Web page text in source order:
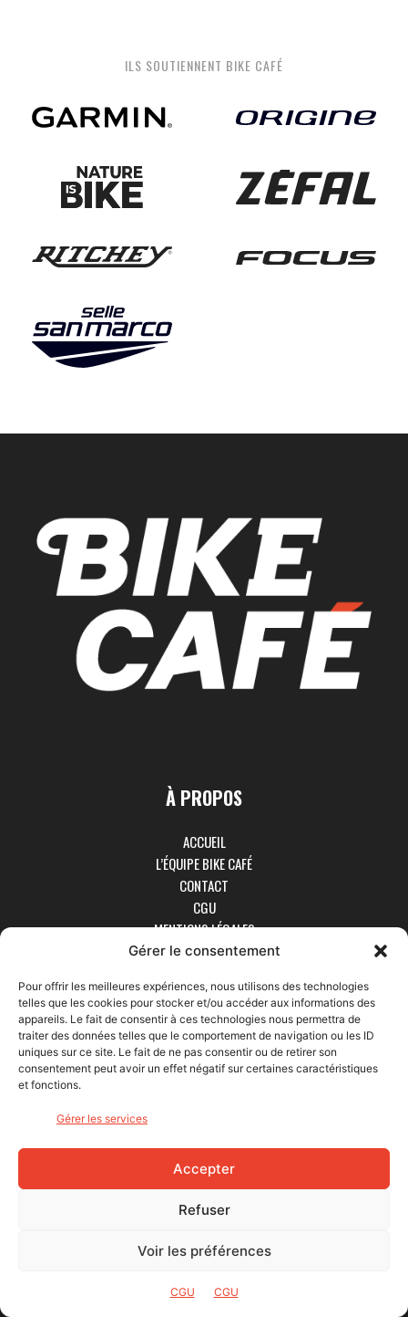
Gérer le consentement
Pour offrir les meilleures expériences, nous utilisons des technologies
telles que les cookies pour stocker et/ou accéder aux informations des
appareils. Le fait de consentir à ces technologies nous permettra de
traiter des données telles que le comportement de navigation ou les ID
uniques sur ce site. Le fait de ne pas consentir ou de retirer son
consentement peut avoir un effet négatif sur certaines caractéristiques
et fonctions.
Gérer les services
Accepter
Refuser
Voir les préférences
CGU CGU
À PROPOS
ACCUEIL
L’ÉQUIPE BIKE CAFÉ
CONTACT
CGU
MENTIONS LÉGALES
NEWSLETTER
Retrouvez tous les lundis matin l'actualité de Bike Café dans votre
boîte aux lettres.
J'accepte de recevoir vos e-mails et confirme avoir pris
connaissance de votre politique de confidentialité et
Vous pouvez vous désinscrire à tout moment en cliquant sur le lien